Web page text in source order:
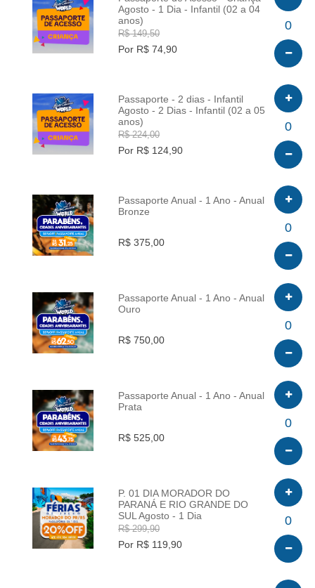
INFO
Agosto - 1 Dia - Infantil (02 a 04
anos)
R$ 149,50
Por R$ 74,90
0
INFO
Passaporte - 2 dias - Infantil
Agosto - 2 Dias - Infantil (02 a 05
anos)
R$ 224,00
Por R$ 124,90
0
INFO
Passaporte Anual - 1 Ano - Anual
Bronze
R$ 375,00
0
INFO
Passaporte Anual - 1 Ano - Anual
Ouro
R$ 750,00
0
INFO
Passaporte Anual - 1 Ano - Anual
Prata
R$ 525,00
0
INFO
P. 01 DIA MORADOR DO
PARANÁ E RIO GRANDE DO
SUL Agosto - 1 Dia
R$ 299,90
Por R$ 119,90
0